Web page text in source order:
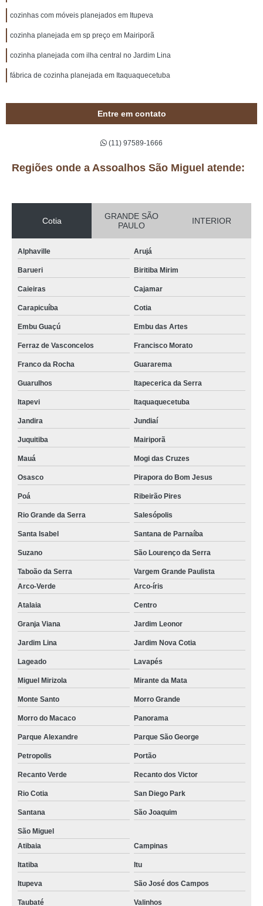
cozinhas com móveis planejados em Itupeva
cozinha planejada em sp preço em Mairiporã
cozinha planejada com ilha central no Jardim Lina
fábrica de cozinha planejada em Itaquaquecetuba
Entre em contato
(11) 97589-1666
Regiões onde a Assoalhos São Miguel atende:
Cotia
GRANDE SÃO
PAULO
INTERIOR
Alphaville Arujá
Barueri Biritiba Mirim
Caieiras Cajamar
Carapicuíba Cotia
Embu Guaçú Embu das Artes
Ferraz de Vasconcelos Francisco Morato
Franco da Rocha Guararema
Guarulhos Itapecerica da Serra
Itapevi Itaquaquecetuba
Jandira Jundiaí
Juquitiba Mairiporã
Mauá Mogi das Cruzes
Osasco Pirapora do Bom Jesus
Poá Ribeirão Pires
Rio Grande da Serra Salesópolis
Santa Isabel Santana de Parnaíba
Suzano São Lourenço da Serra
Taboão da Serra
Vargem Grande Paulista
Arco-Verde
Arco-íris
Atalaia Centro
Granja Viana Jardim Leonor
Jardim Lina Jardim Nova Cotia
Lageado Lavapés
Miguel Mirizola Mirante da Mata
Monte Santo Morro Grande
Morro do Macaco Panorama
Parque Alexandre Parque São George
Petropolis Portão
Recanto Verde Recanto dos Victor
Rio Cotia San Diego Park
Santana São Joaquim
São Miguel
Atibaia
Campinas
Itatiba Itu
Itupeva São José dos Campos
Taubaté Valinhos